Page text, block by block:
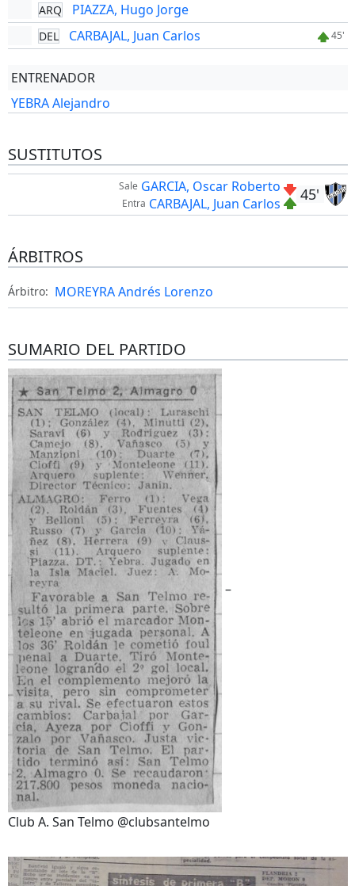
ARQ PIAZZA, Hugo Jorge
DEL CARBAJAL, Juan Carlos 45'
ENTRENADOR
YEBRA Alejandro
SUSTITUTOS
45'
Sale GARCIA, Oscar Roberto
Entra CARBAJAL, Juan Carlos
ÁRBITROS
Árbitro: MOREYRA Andrés Lorenzo
SUMARIO DEL PARTIDO
–
Club A. San Telmo @clubsantelmo